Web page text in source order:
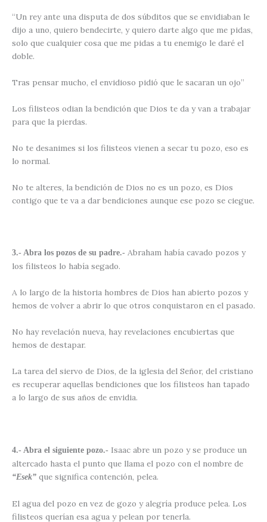
“Un rey ante una disputa de dos súbditos que se envidiaban le
dijo a uno, quiero bendecirte, y quiero darte algo que me pidas,
solo que cualquier cosa que me pidas a tu enemigo le daré el
doble.
Tras pensar mucho, el envidioso pidió que le sacaran un ojo”
Los filisteos odian la bendición que Dios te da y van a trabajar
para que la pierdas.
No te desanimes si los filisteos vienen a secar tu pozo, eso es
lo normal.
No te alteres, la bendición de Dios no es un pozo, es Dios
contigo que te va a dar bendiciones aunque ese pozo se ciegue.
3.- Abra los pozos de su padre.- Abraham había cavado pozos y
los filisteos lo había segado.
A lo largo de la historia hombres de Dios han abierto pozos y
hemos de volver a abrir lo que otros conquistaron en el pasado.
No hay revelación nueva, hay revelaciones encubiertas que
hemos de destapar.
La tarea del siervo de Dios, de la iglesia del Señor, del cristiano
es recuperar aquellas bendiciones que los filisteos han tapado
a lo largo de sus años de envidia.
4.- Abra el siguiente pozo.- Isaac abre un pozo y se produce un
altercado hasta el punto que llama el pozo con el nombre de
“Esek” que significa contención, pelea.
El agua del pozo en vez de gozo y alegría produce pelea. Los
filisteos querían esa agua y pelean por tenerla.